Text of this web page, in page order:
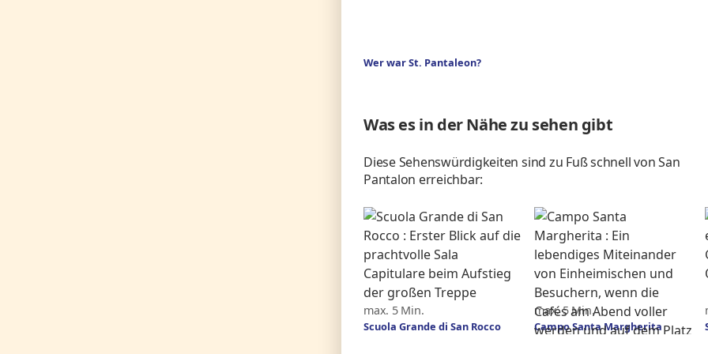
Wer war St. Pantaleon?
Was es in der Nähe zu sehen gibt
Diese Sehenswürdigkeiten sind zu Fuß schnell von San
Pantalon erreichbar:
max. 5 Min.
Scuola Grande di San Rocco
max. 5 Min.
Campo Santa Margherita